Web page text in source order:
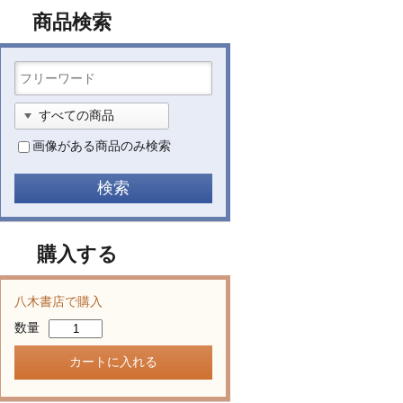
商品検索
画像がある商品のみ検索
購入する
八木書店で購入
数量